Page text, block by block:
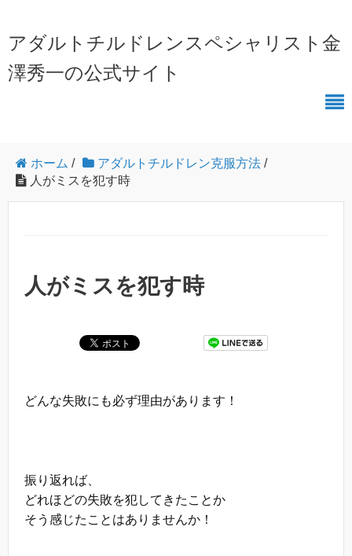
アダルトチルドレンスペシャリスト金
澤秀一の公式サイト
ホーム / アダルトチルドレン克服方法 /
人がミスを犯す時
人がミスを犯す時
どんな失敗にも必ず理由があります！
振り返れば、
どれほどの失敗を犯してきたことか
そう感じたことはありませんか！